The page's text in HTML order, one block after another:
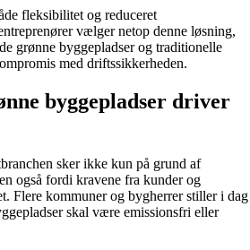
fleksibilitet og reduceret
vælger netop denne løsning,
grønne byggepladser og traditionelle
med driftssikkerheden.
byggepladser driver
sker ikke kun på grund af
også fordi kravene fra kunder og
Flere kommuner og bygherrer stiller i dag
skal være emissionsfri eller